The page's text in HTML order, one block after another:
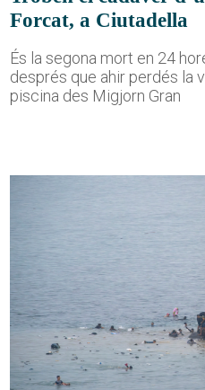
Forcat, a Ciutadella
És la segona mort en 24
després que ahir perdés la
piscina des Migjorn Gran